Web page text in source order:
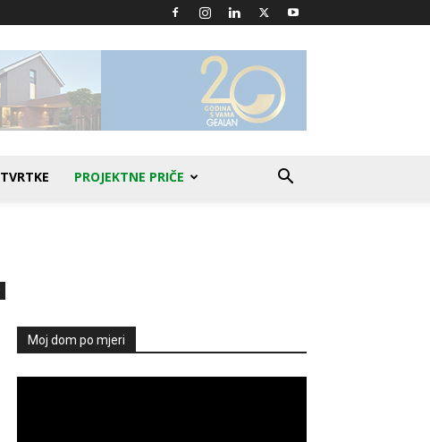
TVRTKE PROJEKTNE PRIČE
Moj dom po mjeri